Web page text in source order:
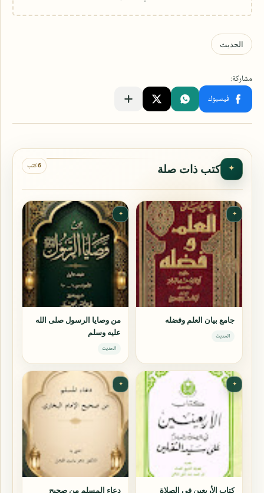
✦ كتب ذات صلة 6 كتب
✦
جامع بيان العلم وفضله
الحديث
✦
من وصايا الرسول صلى الله
عليه وسلم
الحديث
✦
كتاب الأربعين في الصلاة
✦
دعاء المسلم من صحيح